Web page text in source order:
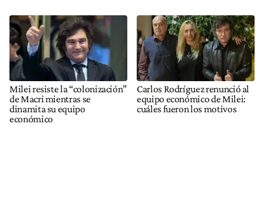
Milei resiste la “colonización”
de Macri mientras se
dinamita su equipo
económico
Carlos Rodríguez renunció al
equipo económico de Milei:
cuáles fueron los motivos